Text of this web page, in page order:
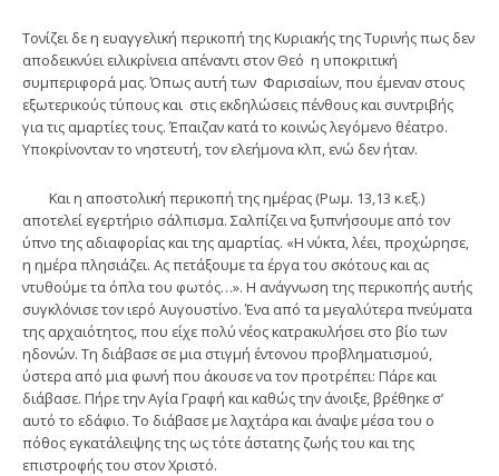
Τονίζει δε η ευαγγελική περικοπή της Κυριακής της Τυρινής πως δεν
αποδεικνύει ειλικρίνεια απέναντι στον Θεό η υποκριτική
συμπεριφορά μας. Όπως αυτή των Φαρισαίων, που έμεναν στους
εξωτερικούς τύπους και στις εκδηλώσεις πένθους και συντριβής
για τις αμαρτίες τους. Έπαιζαν κατά το κοινώς λεγόμενο θέατρο.
Υποκρίνονταν το νηστευτή, τον ελεήμονα κλπ, ενώ δεν ήταν.
Και η αποστολική περικοπή της ημέρας (Ρωμ. 13,13 κ.εξ.)
αποτελεί εγερτήριο σάλπισμα. Σαλπίζει να ξυπνήσουμε από τον
ύπνο της αδιαφορίας και της αμαρτίας. «Η νύκτα, λέει, προχώρησε,
η ημέρα πλησιάζει. Ας πετάξουμε τα έργα του σκότους και ας
ντυθούμε τα όπλα του φωτός…». Η ανάγνωση της περικοπής αυτής
συγκλόνισε τον ιερό Αυγουστίνο. Ένα από τα μεγαλύτερα πνεύματα
της αρχαιότητος, που είχε πολύ νέος κατρακυλήσει στο βίο των
ηδονών. Τη διάβασε σε μια στιγμή έντονου προβληματισμού,
ύστερα από μια φωνή που άκουσε να τον προτρέπει: Πάρε και
διάβασε. Πήρε την Αγία Γραφή και καθώς την άνοιξε, βρέθηκε σ’
αυτό το εδάφιο. Το διάβασε με λαχτάρα και άναψε μέσα του ο
πόθος εγκατάλειψης της ως τότε άστατης ζωής του και της
επιστροφής του στον Χριστό.